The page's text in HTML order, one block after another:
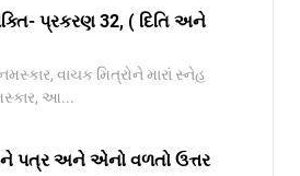
પ્રકરણ 32, ( દિતિ અને
વાચક મિત્રોને મારાં સ્નેહ
આ...
પત્ર અને એનો વળતો ઉત્તર